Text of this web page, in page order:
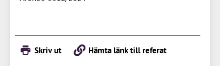
Skriv ut Hämta länk till referat